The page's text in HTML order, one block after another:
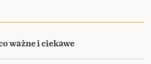
ważne i ciekawe